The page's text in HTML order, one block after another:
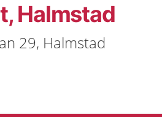
Halmstad
29, Halmstad